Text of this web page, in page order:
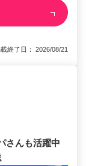
終了日： 2026/08/21
さんも活躍中